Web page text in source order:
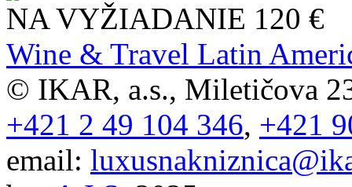
NA VYŽIADANIE 120 €
Wine & Travel Latin
© IKAR, a.s., Miletičova
+421 2 49 104 346, +421
email: